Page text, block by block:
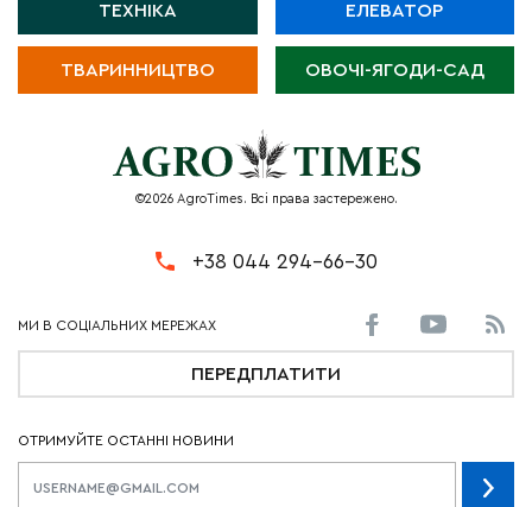
ТЕХНІКА ЕЛЕВАТОР
ТВАРИННИЦТВО ОВОЧІ-ЯГОДИ-САД
©2026 AgroTimes. Всі права застережено.
+38 044 294-66-30
ПЕРЕДПЛАТИТИ
ОТРИМУЙТЕ ОСТАННІ НОВИНИ